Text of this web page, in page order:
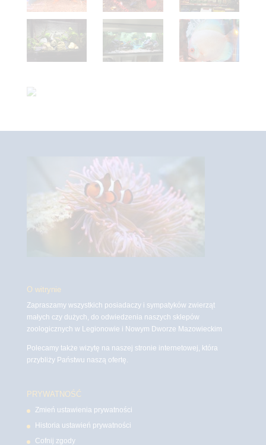
O witrynie
Zapraszamy wszystkich posiadaczy i sympatyków zwierząt
małych czy dużych, do odwiedzenia naszych sklepów
zoologicznych w Legionowie i Nowym Dworze Mazowieckim
Polecamy także wizytę na naszej stronie internetowej, która
przybliży Państwu naszą ofertę.
PRYWATNOŚĆ
Zmień ustawienia prywatności
Historia ustawień prywatności
Cofnij zgody